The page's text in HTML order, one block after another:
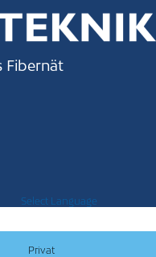
Fibernät
Select Language
Privat